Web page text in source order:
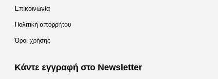
Επικοινωνία
Πολιτική απορρήτου
Όροι χρήσης
Κάντε εγγραφή στο Newsletter